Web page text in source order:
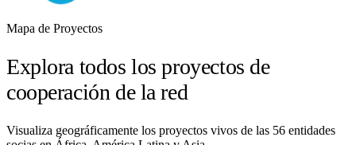
Mapa de Proyectos
Explora todos los proyectos de
cooperación de la red
Visualiza geográficamente los proyectos vivos de las 56 entidades